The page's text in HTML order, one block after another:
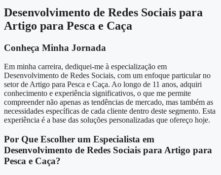
Desenvolvimento de Redes Sociais para
Artigo para Pesca e Caça
Conheça Minha Jornada
Em minha carreira, dediquei-me à especialização em
Desenvolvimento de Redes Sociais, com um enfoque particular no
setor de Artigo para Pesca e Caça. Ao longo de 11 anos, adquiri
conhecimento e experiência significativos, o que me permite
compreender não apenas as tendências de mercado, mas também as
necessidades específicas de cada cliente dentro deste segmento. Esta
experiência é a base das soluções personalizadas que ofereço hoje.
Por Que Escolher um Especialista em
Desenvolvimento de Redes Sociais para Artigo para
Pesca e Caça?